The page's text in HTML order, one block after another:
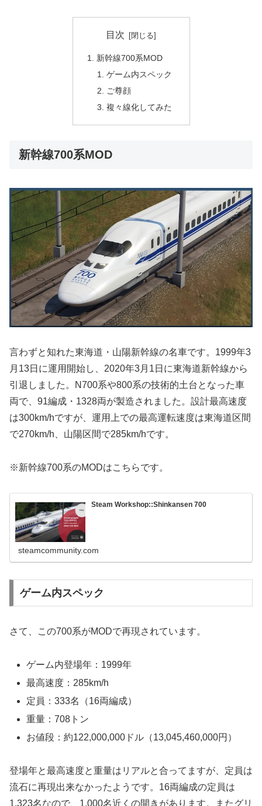
目次
新幹線700系MOD
ゲーム内スペック
ご尊顔
複々線化してみた
新幹線700系MOD
言わずと知れた東海道・山陽新幹線の名車です。1999年3
月13日に運用開始し、2020年3月1日に東海道新幹線から
引退しました。N700系や800系の技術的土台となった車
両で、91編成・1328両が製造されました。設計最高速度
は300km/hですが、運用上での最高運転速度は東海道区間
で270km/h、山陽区間で285km/hです。
※新幹線700系のMODはこちらです。
Steam Workshop::Shinkansen 700
steamcommunity.com
ゲーム内スペック
さて、この700系がMODで再現されています。
ゲーム内登場年：1999年
最高速度：285km/h
定員：333名（16両編成）
重量：708トン
お値段：約122,000,000ドル（13,045,460,000円）
登場年と最高速度と重量はリアルと合ってますが、定員は
流石に再現出来なかったようです。16両編成の定員は
1,323名なので、1,000名近くの開きがあります。またグリ